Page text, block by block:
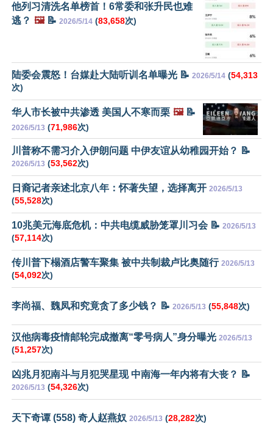
他列习清洗名单榜首！6常委和张升民也难
逃？ 🖼️📝 2026/5/14 (83,658次)
陆委会震怒！台媒赴大陆听训名单曝光 📝 2026/5/14 (54,313
次)
华人市长被中共渗透 美国人不寒而栗 🖼️📝
2026/5/13 (71,986次)
川普称不需习介入伊朗问题 中伊友谊从幼稚园开始？ 📝
2026/5/13 (53,562次)
日裔记者亲述北京八年：怀著失望，选择离开 2026/5/13
(55,528次)
10兆美元海底危机：中共电缆威胁笼罩川习会 📝 2026/5/13
(57,114次)
传川普下榻酒店警车聚集 被中共制裁卢比奥随行 2026/5/13
(54,092次)
李尚福、魏凤和究竟贪了多少钱？ 📝 2026/5/13 (55,848次)
汉他病毒疫情邮轮完成撤离“零号病人”身分曝光 2026/5/13
(51,257次)
凶兆月犯南斗与月犯哭星现 中南海一年内将有大丧？ 📝
2026/5/13 (54,326次)
天下奇谭 (558) 奇人赵燕奴 2026/5/13 (28,282次)